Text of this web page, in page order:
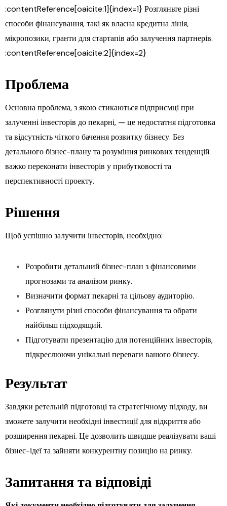
:contentReference[oaicite:1]{index=1} Розгляньте різні
способи фінансування, такі як власна кредитна лінія,
мікропозики, гранти для стартапів або залучення партнерів.
:contentReference[oaicite:2]{index=2}
Проблема
Основна проблема, з якою стикаються підприємці при
залученні інвесторів до пекарні, — це недостатня підготовка
та відсутність чіткого бачення розвитку бізнесу. Без
детального бізнес-плану та розуміння ринкових тенденцій
важко переконати інвесторів у прибутковості та
перспективності проекту.
Рішення
Щоб успішно залучити інвесторів, необхідно:
Розробити детальний бізнес-план з фінансовими
прогнозами та аналізом ринку.
Визначити формат пекарні та цільову аудиторію.
Розглянути різні способи фінансування та обрати
найбільш підходящий.
Підготувати презентацію для потенційних інвесторів,
підкреслюючи унікальні переваги вашого бізнесу.
Результат
Завдяки ретельній підготовці та стратегічному підходу, ви
зможете залучити необхідні інвестиції для відкриття або
розширення пекарні. Це дозволить швидше реалізувати ваші
бізнес-ідеї та зайняти конкурентну позицію на ринку.
Запитання та відповіді